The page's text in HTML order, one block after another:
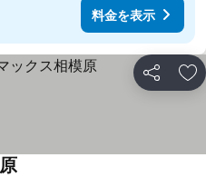
料金を表示
シェア お